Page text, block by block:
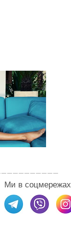
Ми в соцмережах